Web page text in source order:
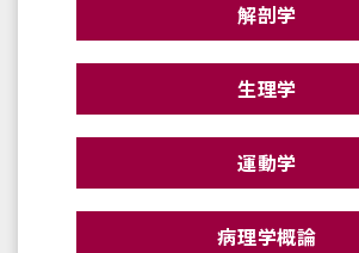
解剖学
生理学
運動学
病理学概論